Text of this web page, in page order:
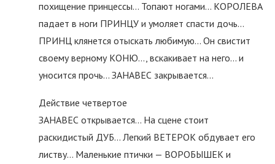
похищение принцессы… Топают ногами… КОРОЛЕВА
падает в ноги ПРИНЦУ и умоляет спасти дочь…
ПРИНЦ клянется отыскать любимую… Он свистит
своему верному КОНЮ…, вскакивает на него… и
уносится прочь… ЗАНАВЕС закрывается…
Действие четвертое
ЗАНАВЕС открывается… На сцене стоит
раскидистый ДУБ… Легкий ВЕТЕРОК обдувает его
листву… Маленькие птички — ВОРОБЫШЕК и